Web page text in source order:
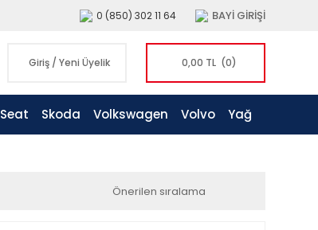
0 (850) 302 11 64 BAYİ GİRİŞİ
Giriş / Yeni Üyelik 0,00 TL (0)
Seat Skoda Volkswagen Volvo Yağ